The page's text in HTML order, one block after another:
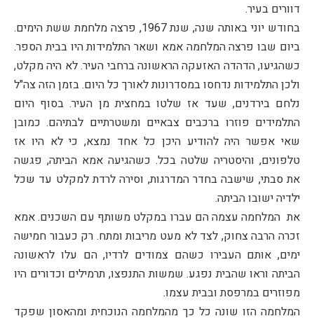
דוורים בעיר.
בחודש יוני באותה שנה, שנת 1967, פרצה מלחמת ששת הימים.
ביום שבו פרצה המלחמה אמא ושאר התלמידות היו בבית הספר.
כשהגיעו, הדהדה האזעקה הראשונה ברחבי העיר. לא היה מקלט,
ולכן התלמידות נדחסו במסדרונות לאורך כל היום. בזמן הזה צה"ל
נלחם בירדנים, שעד אז שלטו במחצית מן העיר. בסוף היום
התלמידים פוזרו ברכבים צבאיים ומשטרתיים לבתיהם. כמובן
שאי אפשר היה להודיע היכן כל אחד נמצא, כי לא היו אז
טלפונים, והיסטריה שלטה בכל. כשהגיעה אמא הביתה, פגשה
את סבתי, שישבה בחדר המדרגות, וסירה לרדת למקלט עד שכל
ילדיה ישובו הביתה.
את המלחמה עצמה הם עברו במקלט משותף עם השכנים. אמא
זכרה הרבה צחוק, לצד לא מעט מריבות ומתח. רק כעבור חמישה
ימים, אותם העבירו כשהם צמודים לרדיו, הם עלו לראשונה
הביתה וראו שהבית נפגע. שמשות התנפצו, תרמילים וכדורים היו
מפוזרים במרפסת ובבית עצמו.
המלחמה הזו שונה כל כך מהמלחמה הנוכחית ומהאסון שפקד